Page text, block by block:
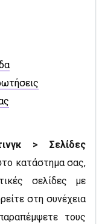
> Σελίδες
κατάστημα σας,
σελίδες με
στη συνέχεια
τους